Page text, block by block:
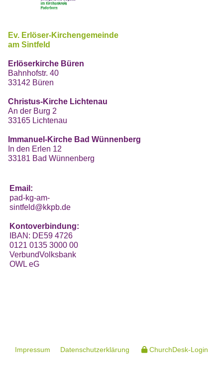
Ev. Erlöser-Kirchengemeinde
am Sintfeld
Erlöserkirche Büren
Bahnhofstr. 40
33142 Büren
Christus-Kirche Lichtenau
An der Burg 2
33165 Lichtenau
Immanuel-Kirche Bad Wünnenberg
In den Erlen 12
33181 Bad Wünnenberg
Email:
pad-kg-am-
sintfeld@kkpb.de
Kontoverbindung:
IBAN: DE59 4726
0121 0135 3000 00
VerbundVolksbank
OWL eG
Impressum Datenschutzerklärung ChurchDesk-Login